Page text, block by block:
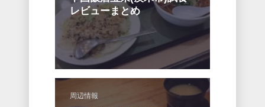
レビューまとめ
周辺情報